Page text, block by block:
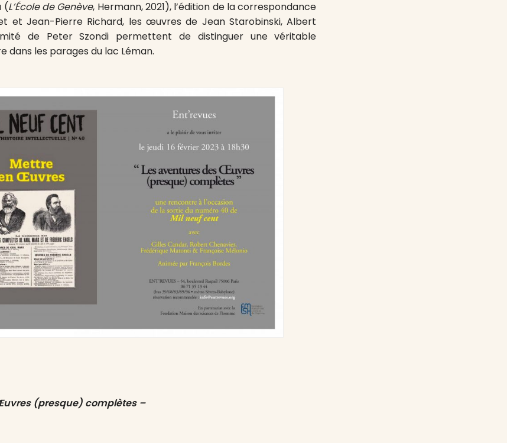
(L’École de Genève, Hermann, 2021), l’édition de la correspondance
et Jean-Pierre Richard, les œuvres de Jean Starobinski, Albert
de Peter Szondi permettent de distinguer une véritable
dans les parages du lac Léman.
(presque) complètes –